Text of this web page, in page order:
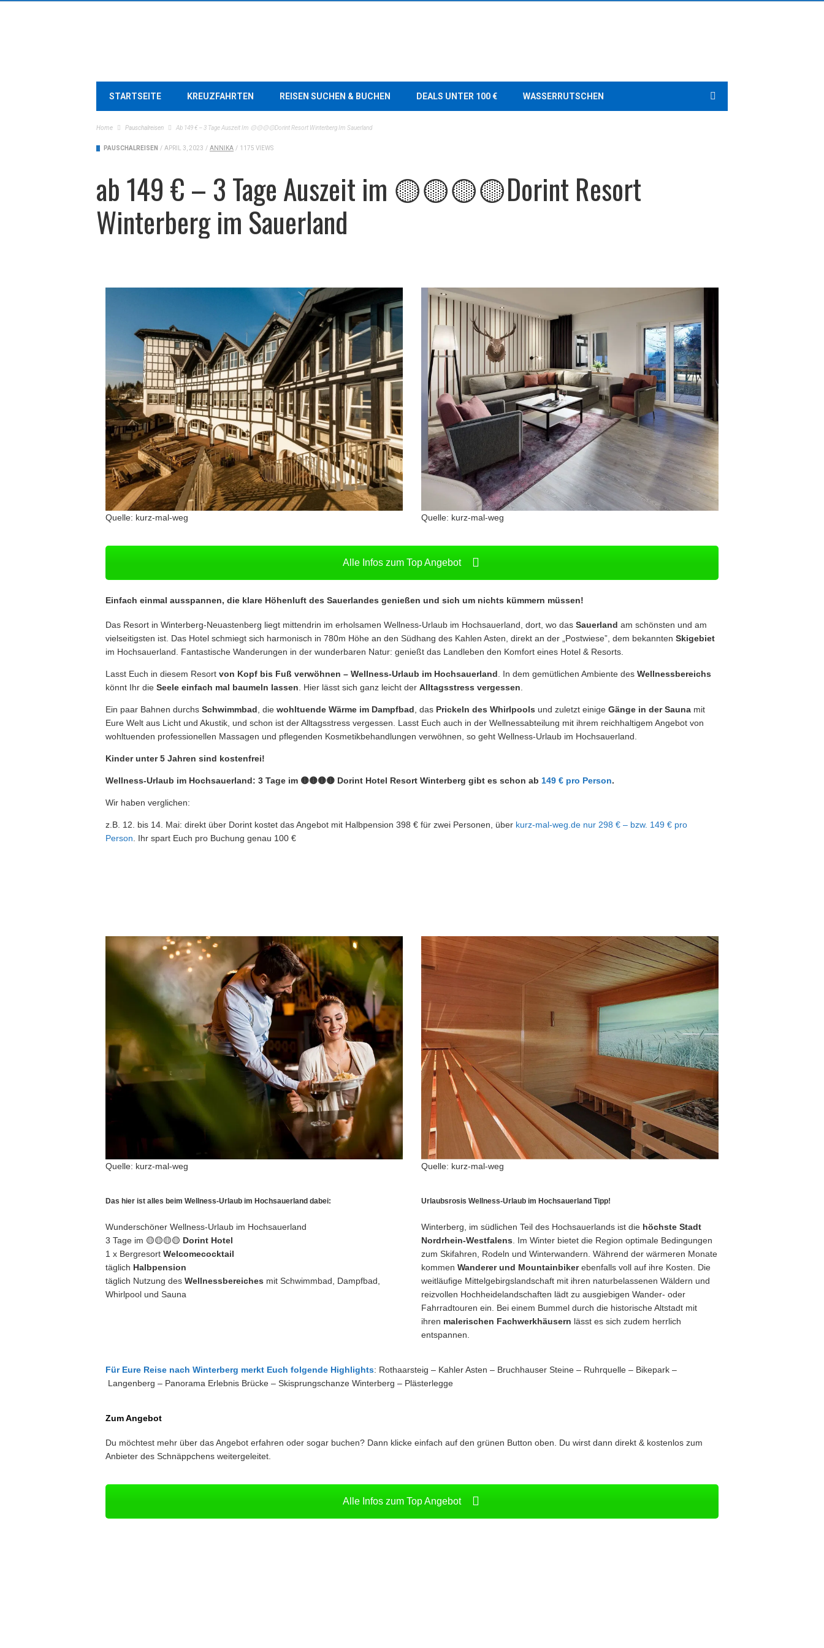
STARTSEITE KREUZFAHRTEN REISEN SUCHEN & BUCHEN DEALS UNTER 100 € WASSERRUTSCHEN
Home Pauschalreisen Ab 149 € – 3 Tage Auszeit Im 🟡🟡🟡🟡Dorint Resort Winterberg Im Sauerland
PAUSCHALREISEN / APRIL 3, 2023 / ANNIKA / 1175 VIEWS
ab 149 € – 3 Tage Auszeit im 🟡🟡🟡🟡Dorint Resort
Winterberg im Sauerland
Quelle: kurz-mal-weg Quelle: kurz-mal-weg
Alle Infos zum Top Angebot
Einfach einmal ausspannen, die klare Höhenluft des Sauerlandes genießen und sich um nichts kümmern müssen!
Das Resort in Winterberg-Neuastenberg liegt mittendrin im erholsamen Wellness-Urlaub im Hochsauerland, dort, wo das Sauerland am schönsten und am
vielseitigsten ist. Das Hotel schmiegt sich harmonisch in 780m Höhe an den Südhang des Kahlen Asten, direkt an der „Postwiese”, dem bekannten Skigebiet
im Hochsauerland. Fantastische Wanderungen in der wunderbaren Natur: genießt das Landleben den Komfort eines Hotel & Resorts.
Lasst Euch in diesem Resort von Kopf bis Fuß verwöhnen – Wellness-Urlaub im Hochsauerland. In dem gemütlichen Ambiente des Wellnessbereichs
könnt Ihr die Seele einfach mal baumeln lassen. Hier lässt sich ganz leicht der Alltagsstress vergessen.
Ein paar Bahnen durchs Schwimmbad, die wohltuende Wärme im Dampfbad, das Prickeln des Whirlpools und zuletzt einige Gänge in der Sauna mit
Eure Welt aus Licht und Akustik, und schon ist der Alltagsstress vergessen. Lasst Euch auch in der Wellnessabteilung mit ihrem reichhaltigem Angebot von
wohltuenden professionellen Massagen und pflegenden Kosmetikbehandlungen verwöhnen, so geht Wellness-Urlaub im Hochsauerland.
Kinder unter 5 Jahren sind kostenfrei!
Wellness-Urlaub im Hochsauerland: 3 Tage im 🟡🟡🟡🟡 Dorint Hotel Resort Winterberg gibt es schon ab 149 € pro Person.
Wir haben verglichen:
z.B. 12. bis 14. Mai: direkt über Dorint kostet das Angebot mit Halbpension 398 € für zwei Personen, über kurz-mal-weg.de nur 298 € – bzw. 149 € pro
Person. Ihr spart Euch pro Buchung genau 100 €
Quelle: kurz-mal-weg
Das hier ist alles beim Wellness-Urlaub im Hochsauerland dabei:
Wunderschöner Wellness-Urlaub im Hochsauerland
3 Tage im 🟡🟡🟡🟡 Dorint Hotel
1 x Bergresort Welcomecocktail
täglich Halbpension
täglich Nutzung des Wellnessbereiches mit Schwimmbad, Dampfbad,
Whirlpool und Sauna
Quelle: kurz-mal-weg
Urlaubsrosis Wellness-Urlaub im Hochsauerland Tipp!
Winterberg, im südlichen Teil des Hochsauerlands ist die höchste Stadt
Nordrhein-Westfalens . Im Winter bietet die Region optimale Bedingungen
zum Skifahren, Rodeln und Winterwandern. Während der wärmeren Monate
kommen Wanderer und Mountainbikerebenfalls voll auf ihre Kosten. Die
weitläufige Mittelgebirgslandschaft mit ihren naturbelassenen Wäldern und
reizvollen Hochheidelandschaften lädt zu ausgiebigen Wander- oder
Fahrradtouren ein. Bei einem Bummel durch die historische Altstadt mit
ihren malerischen Fachwerkhäusern lässt es sich zudem herrlich
entspannen.
Für Eure Reise nach Winterberg merkt Euch folgende Highlights: Rothaarsteig – Kahler Asten – Bruchhauser Steine – Ruhrquelle – Bikepark –
Langenberg – Panorama Erlebnis Brücke – Skisprungschanze Winterberg – Plästerlegge
Zum Angebot
Du möchtest mehr über das Angebot erfahren oder sogar buchen? Dann klicke einfach auf den grünen Button oben. Du wirst dann direkt & kostenlos zum
Anbieter des Schnäppchens weitergeleitet.
Alle Infos zum Top Angebot